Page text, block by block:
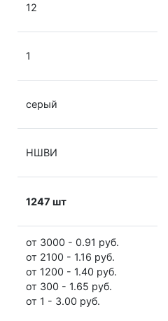
12
1
серый
НШВИ
1247 шт
от 3000 - 0.91 руб.
от 2100 - 1.16 руб.
от 1200 - 1.40 руб.
от 300 - 1.65 руб.
от 1 - 3.00 руб.